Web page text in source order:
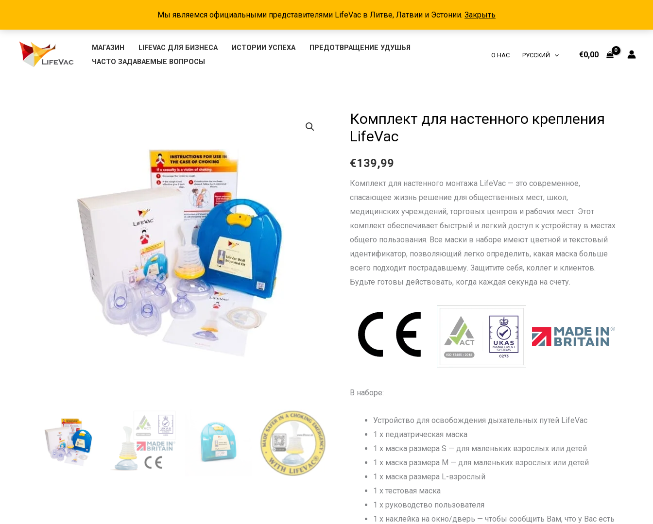
Мы являемся официальными представителями LifeVac в Литве, Латвии и Эстонии. Закрыть
содержимому
МАГАЗИН LIFEVAC ДЛЯ БИЗНЕСА ИСТОРИИ УСПЕХА
ПРЕДОТВРАЩЕНИЕ УДУШЬЯ
ЧАСТО ЗАДАВАЕМЫЕ ВОПРОСЫ
О НАС РУССКИЙ €0,00
Комплект для настенного крепления
LifeVac
€139,99
Комплект для настенного монтажа LifeVac — это современное,
спасающее жизнь решение для общественных мест, школ,
медицинских учреждений, торговых центров и рабочих мест. Этот
комплект обеспечивает быстрый и легкий доступ к устройству в местах
общего пользования. Все маски в наборе имеют цветной и текстовый
идентификатор, позволяющий легко определить, какая маска больше
всего подходит пострадавшему. Защитите себя, коллег и клиентов.
Будьте готовы действовать, когда каждая секунда на счету.
В наборе:
Устройство для освобождения дыхательных путей LifeVac
1 x педиатрическая маска
1 x маска размера S — для маленьких взрослых или детей
1 x маска размера M — для маленьких взрослых или детей
1 x маска размера L-взрослый
1 x тестовая маска
1 x руководство пользователя
1 x наклейка на окно/дверь — чтобы сообщить Вам, что у Вас есть